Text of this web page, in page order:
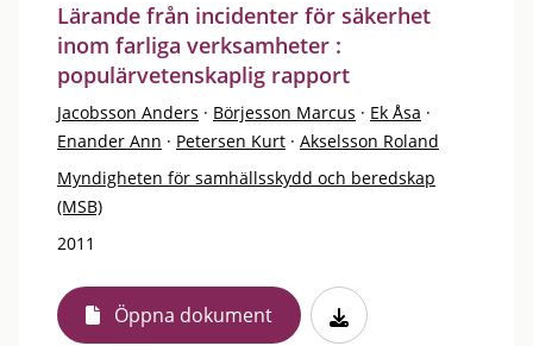
Lärande från incidenter för säkerhet
inom farliga verksamheter :
populärvetenskaplig rapport
Jacobsson Anders · Börjesson Marcus · Ek Åsa ·
Enander Ann · Petersen Kurt · Akselsson Roland
Myndigheten för samhällsskydd och beredskap
(MSB)
2011
Öppna dokument